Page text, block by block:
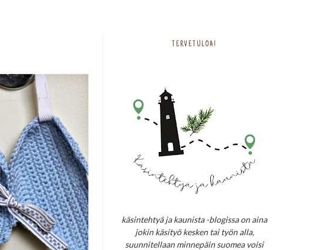
TERVETULOA!
käsintehtyä ja kaunista -blogissa on aina
jokin käsityö kesken tai työn alla,
suunnitellaan minnepäin suomea voisi